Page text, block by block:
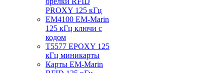
PROXY 125 кГц
EM4100 EM-Marin
125 кГц ключи с
кодом
T5577 EPOXY 125
кГц миникарты
Карты EM-Marin